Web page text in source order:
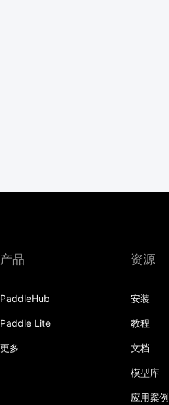
产品
PaddleHub
Paddle Lite
更多
资源
安装
教程
文档
模型库
应用案例